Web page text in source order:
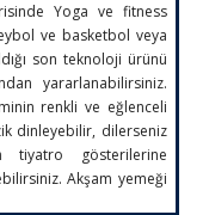
Yoga ve fitness
ve basketbol veya
son teknoloji ürünü
yararlanabilirsiniz.
renkli ve eğlenceli
dinleyebilir, dilerseniz
tiyatro gösterilerine
Akşam yemeği